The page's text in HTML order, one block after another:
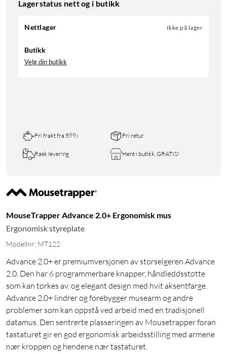
Lagerstatus nett og i butikk
Nettlager Ikke på lager
Butikk
Velg din butikk
Fri frakt fra 599,- Fri retur
Rask levering Hent i butikk, GRATIS!
MouseTrapper Advance 2.0+ Ergonomisk mus
Ergonomisk styreplate
Modellnr: MT122
Advance 2.0+ er premiumversjonen av storselgeren Advance
2.0. Den har 6 programmerbare knapper, håndleddsstøtte
som kan tørkes av, og elegant design med hvit aksentfarge.
Advance 2.0+ lindrer og forebygger musearm og andre
problemer som kan oppstå ved arbeid med en tradisjonell
datamus. Den sentrerte plasseringen av Mousetrapper foran
tastaturet gir en god ergonomisk arbeidsstilling med armene
nær kroppen og hendene nær tastaturet.